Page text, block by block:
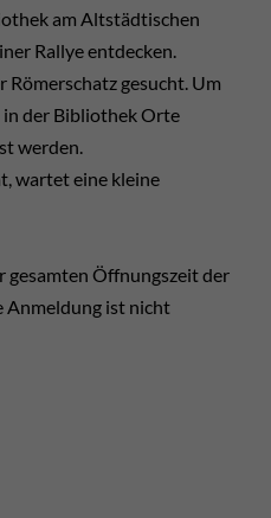
am Altstädtischen
Rallye entdecken.
Römerschatz gesucht. Um
in der Bibliothek Orte
werden.
wartet eine kleine
gesamten Öffnungszeit der
Anmeldung ist nicht